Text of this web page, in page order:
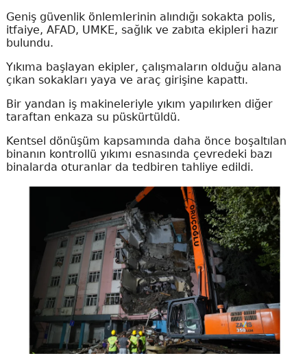
Geniş güvenlik önlemlerinin alındığı sokakta polis,
itfaiye, AFAD, UMKE, sağlık ve zabıta ekipleri hazır
bulundu.
Yıkıma başlayan ekipler, çalışmaların olduğu alana
çıkan sokakları yaya ve araç girişine kapattı.
Bir yandan iş makineleriyle yıkım yapılırken diğer
taraftan enkaza su püskürtüldü.
Kentsel dönüşüm kapsamında daha önce boşaltılan
binanın kontrollü yıkımı esnasında çevredeki bazı
binalarda oturanlar da tedbiren tahliye edildi.